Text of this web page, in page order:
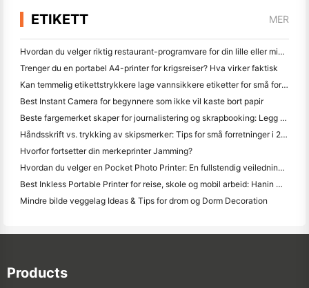
ETIKETT MER
Hvordan du velger riktig restaurant-programvare for din lille eller middelsstørrelse Restaurant
Trenger du en portabel A4-printer for krigsreiser? Hva virker faktisk
Kan temmelig etikettstrykkere lage vannsikkere etiketter for små forretningsprodukter?
Best Instant Camera for begynnere som ikke vil kaste bort papir
Beste fargemerket skaper for journalistering og skrapbooking: Legg mer farge til hver side
Håndsskrift vs. trykking av skipsmerker: Tips for små forretninger i 2026
Hvorfor fortsetter din merkeprinter Jamming?
Hvordan du velger en Pocket Photo Printer: En fullstendig veiledning for journalistering, reise og iPhone brukere
Best Inkless Portable Printer for reise, skole og mobil arbeid: Hanin MT620 Pro-review
Mindre bilde veggelag Ideas & Tips for drom og Dorm Decoration
Products